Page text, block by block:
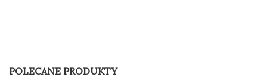
POLECANE PRODUKTY